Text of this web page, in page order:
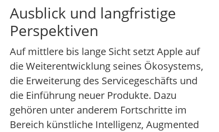
Ausblick und langfristige
Perspektiven
Auf mittlere bis lange Sicht setzt Apple auf
die Weiterentwicklung seines Ökosystems,
die Erweiterung des Servicegeschäfts und
die Einführung neuer Produkte. Dazu
gehören unter anderem Fortschritte im
Bereich künstliche Intelligenz, Augmented